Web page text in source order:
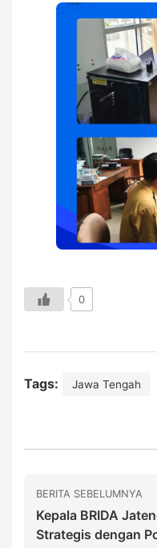
0
Tags: Jawa Tengah
BERITA SEBELUMNYA
Kepala BRIDA
Strategis dengan